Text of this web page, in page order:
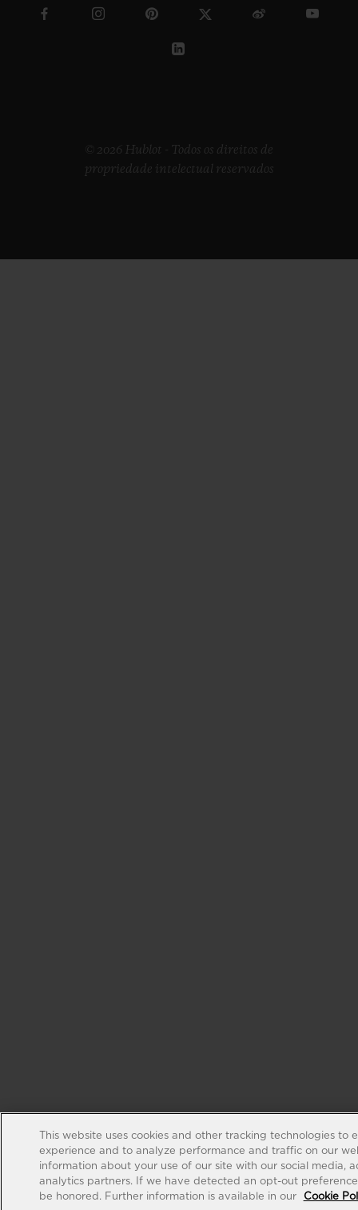
© 2026 Hublot - Todos os direitos de
propriedade intelectual reservados
This website uses cookies and other tracking technologies to
experience and to analyze performance and traffic on our
information about your use of our site with our social media,
analytics partners. If we have detected an opt-out
be honored. Further information is available in our
Cookie